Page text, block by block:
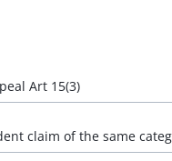
Art 15(3)
claim of the same